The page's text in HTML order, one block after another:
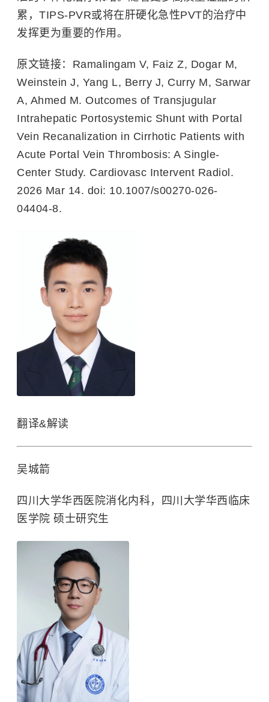
累，TIPS-PVR或将在肝硬化急性PVT的治疗中
发挥更为重要的作用。
原文链接：Ramalingam V, Faiz Z, Dogar M,
Weinstein J, Yang L, Berry J, Curry M, Sarwar
A, Ahmed M. Outcomes of Transjugular
Intrahepatic Portosystemic Shunt with Portal
Vein Recanalization in Cirrhotic Patients with
Acute Portal Vein Thrombosis: A Single-
Center Study. Cardiovasc Intervent Radiol.
2026 Mar 14. doi: 10.1007/s00270-026-
04404-8.
翻译&解读
吴城箭
四川大学华西医院消化内科，四川大学华西临床
医学院 硕士研究生